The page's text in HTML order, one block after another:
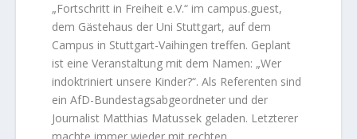
„Fortschritt in Freiheit e.V.“ im campus.guest,
dem Gästehaus der Uni Stuttgart, auf dem
Campus in Stuttgart-Vaihingen treffen. Geplant
ist eine Veranstaltung mit dem Namen: „Wer
indoktriniert unsere Kinder?“. Als Referenten sind
ein AfD-Bundestagsabgeordneter und der
Journalist Matthias Matussek geladen. Letzterer